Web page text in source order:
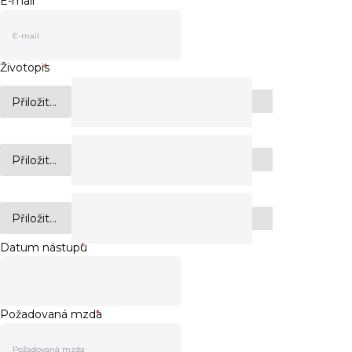
Životopis
*
Přiložit...
Přiložit...
Přiložit...
Datum nástupu
*
Požadovaná mzda
*